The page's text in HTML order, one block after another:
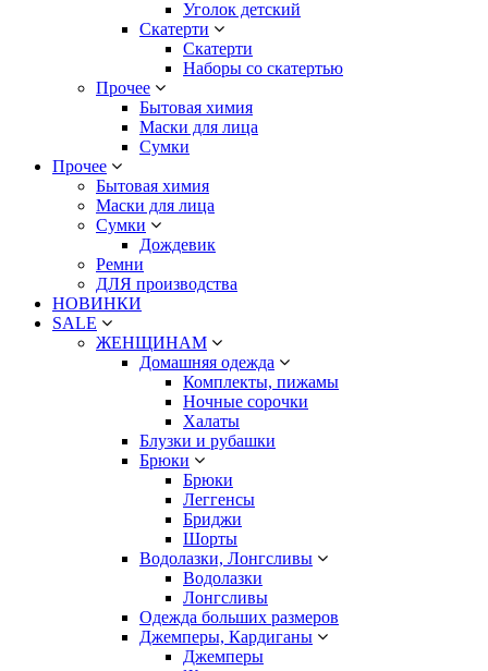
Уголок детский
Скатерти
Скатерти
Наборы со скатертью
Прочее
Бытовая химия
Маски для лица
Сумки
Прочее
Бытовая химия
Маски для лица
Сумки
Дождевик
Ремни
ДЛЯ производства
НОВИНКИ
SALE
ЖЕНЩИНАМ
Домашняя одежда
Комплекты, пижамы
Ночные сорочки
Халаты
Блузки и рубашки
Брюки
Брюки
Леггенсы
Бриджи
Шорты
Водолазки, Лонгсливы
Водолазки
Лонгсливы
Одежда больших размеров
Джемперы, Кардиганы
Джемперы